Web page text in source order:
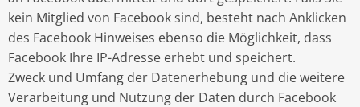
kein Mitglied von Facebook sind, besteht nach Anklicken
des Facebook Hinweises ebenso die Möglichkeit, dass
Facebook Ihre IP-Adresse erhebt und speichert.
Zweck und Umfang der Datenerhebung und die weitere
Verarbeitung und Nutzung der Daten durch Facebook